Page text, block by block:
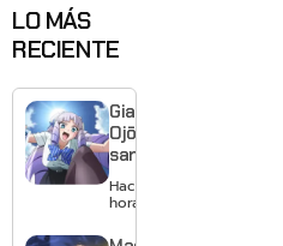
LO MÁS
RECIENTE
Giant
Ojō-
sama
revela
visual y
estreno
Hace 15
horas